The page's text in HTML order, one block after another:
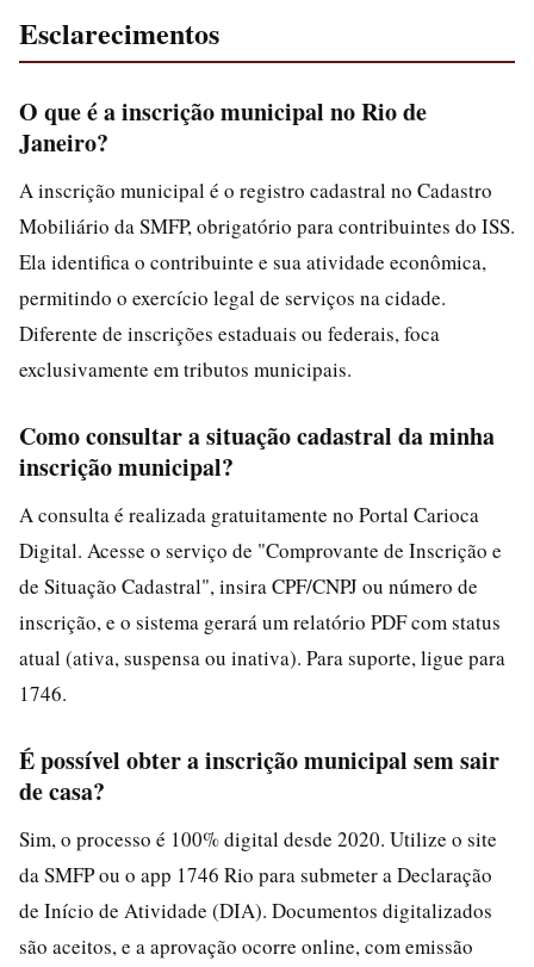
Esclarecimentos
O que é a inscrição municipal no Rio de
Janeiro?
A inscrição municipal é o registro cadastral no Cadastro
Mobiliário da SMFP, obrigatório para contribuintes do ISS.
Ela identifica o contribuinte e sua atividade econômica,
permitindo o exercício legal de serviços na cidade.
Diferente de inscrições estaduais ou federais, foca
exclusivamente em tributos municipais.
Como consultar a situação cadastral da minha
inscrição municipal?
A consulta é realizada gratuitamente no Portal Carioca
Digital. Acesse o serviço de "Comprovante de Inscrição e
de Situação Cadastral", insira CPF/CNPJ ou número de
inscrição, e o sistema gerará um relatório PDF com status
atual (ativa, suspensa ou inativa). Para suporte, ligue para
1746.
É possível obter a inscrição municipal sem sair
de casa?
Sim, o processo é 100% digital desde 2020. Utilize o site
da SMFP ou o app 1746 Rio para submeter a Declaração
de Início de Atividade (DIA). Documentos digitalizados
são aceitos, e a aprovação ocorre online, com emissão